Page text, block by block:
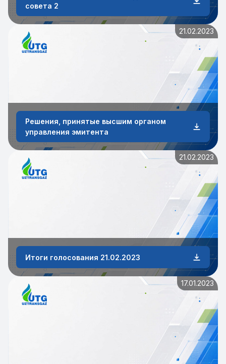
совета 2
21.02.2023
Решения, принятые высшим органом
управления эмитента
21.02.2023
Итоги голосования 21.02.2023
17.01.2023